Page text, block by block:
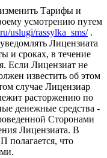
Тарифы и
усмотрению путем
uslugi/rassylka_sms/.
Лицензиата
и сроках, в течение
Если Лицензиат не
известить об этом
случае Лицензиар
расторжению по
денежные средства -
Сторонами
Лицензиата. В
полагается, что